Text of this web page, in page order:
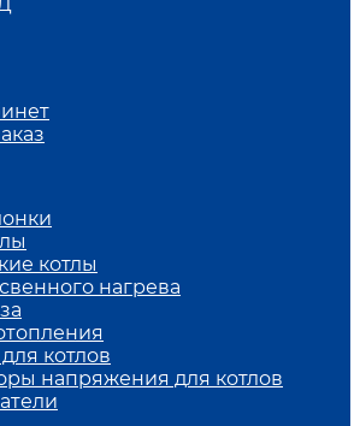
котлы
нагрева
котлов
напряжения для котлов